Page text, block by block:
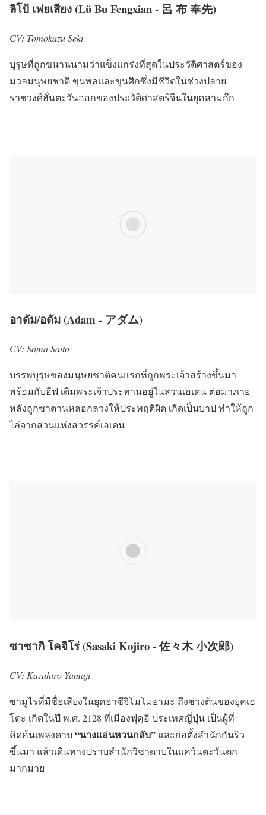
ลิโป้ เฟยเสียง (Lü Bu Fengxian - 呂 布 奉先)
CV: Tomokazu Seki
บุรุษที่ถูกขนานนามว่าแข็งแกร่งที่สุดในประวัติศาสตร์ของ
มวลมนุษยชาติ ขุนพลและขุนศึกซึ่งมีชีวิตในช่วงปลาย
ราชวงศ์ฮั่นตะวันออกของประวัติศาสตร์จีนในยุคสามก๊ก
อาดัม/อดัม (Adam - アダム)
CV: Soma Saito
บรรพบุรุษของมนุษยชาติคนแรกที่ถูกพระเจ้าสร้างขึ้นมา
พร้อมกับอีฟ เดิมพระเจ้าประทานอยู่ในสวนเอเดน ต่อมาภาย
หลังถูกซาตานหลอกลวงให้ประพฤติผิด เกิดเป็นบาป ทำให้ถูก
ไล่จากสวนแห่งสวรรค์เอเดน
ซาซากิ โคจิโร่ (Sasaki Kojiro - 佐々木 小次郎)
CV: Kazuhiro Yamaji
ซามูไรที่มีชื่อเสียงในยุคอาซึจิโมโมยามะ ถึงช่วงต้นของยุคเอ
โดะ เกิดในปี พ.ศ. 2128 ที่เมืองฟุคุอิ ประเทศญี่ปุ่น เป็นผู้ที่
คิดค้นเพลงดาบ “นางแอ่นหวนกลับ” และก่อตั้งสำนักกันริว
ขึ้นมา แล้วเดินทางปราบสำนักวิชาดาบในแคว้นตะวันตก
มากมาย